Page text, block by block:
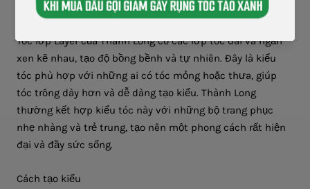
Chi tiết
Tóc lớp Layer của Thành Long có các lớp tóc dài và ngắn
xen kẽ nhau, tạo độ bồng bềnh và tự nhiên. Đây là kiểu
tóc phù hợp với những ai có tóc mỏng hoặc thưa, giúp
tóc trông dày hơn và dễ dàng tạo kiểu. Thành Long
thường kết hợp kiểu tóc này với những bộ trang phục
nhẹ nhàng và trẻ trung, tạo nên một phong cách rất hiện
đại và đầy sức sống.
Cách tạo kiểu